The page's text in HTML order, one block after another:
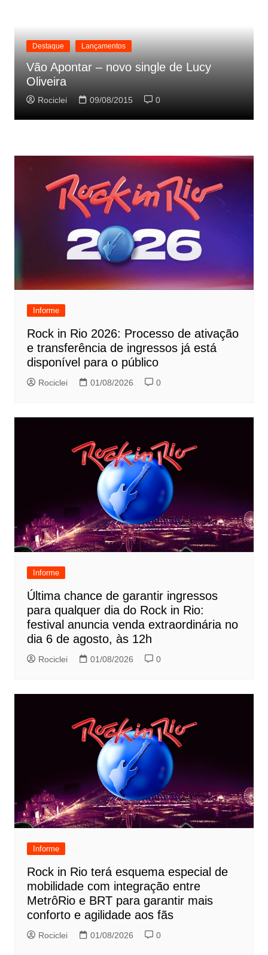
Destaque Lançamentos
Vão Apontar – novo single de Lucy
Oliveira
Rociclei 09/08/2015 0
Informe
Rock in Rio 2026: Processo de ativação
e transferência de ingressos já está
disponível para o público
Rociclei 01/08/2026 0
Informe
Última chance de garantir ingressos
para qualquer dia do Rock in Rio:
festival anuncia venda extraordinária no
dia 6 de agosto, às 12h
Rociclei 01/08/2026 0
Informe
Rock in Rio terá esquema especial de
mobilidade com integração entre
MetrôRio e BRT para garantir mais
conforto e agilidade aos fãs
Rociclei 01/08/2026 0